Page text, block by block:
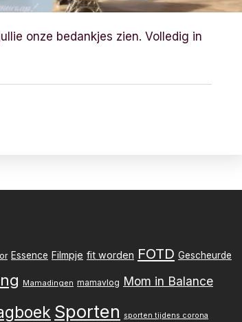
onze bedankjes zien. Volledig in
Essence Filmpje fit worden FOTD Gescheurde
Mamadingen mamavlog Mom in Balance
Sporten sporten tijdens corona